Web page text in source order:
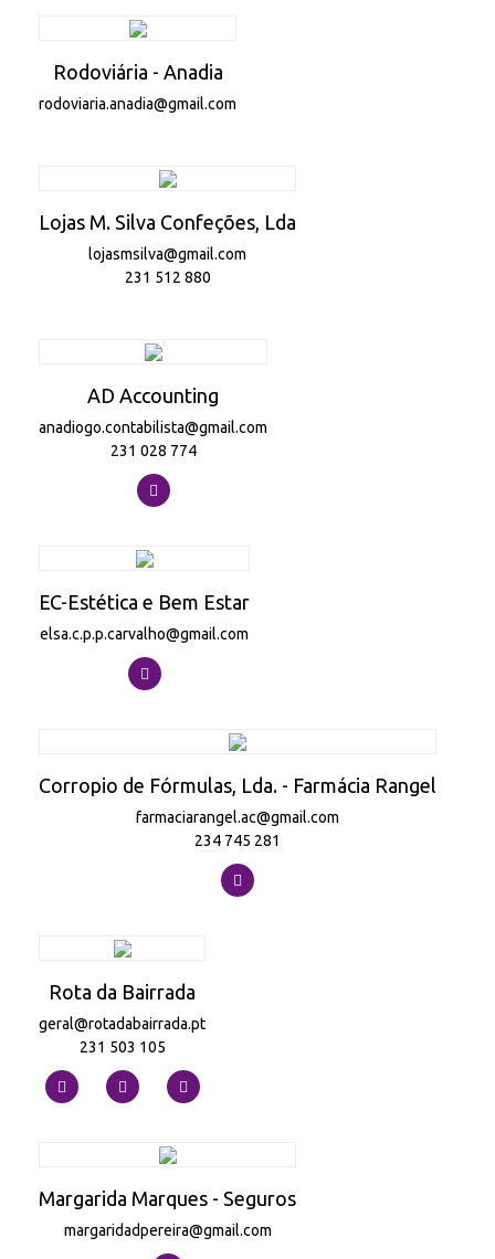
Rodoviária - Anadia
rodoviaria.anadia@gmail.com
Lojas M. Silva Confeções, Lda
lojasmsilva@gmail.com
231 512 880
AD Accounting
anadiogo.contabilista@gmail.com
231 028 774
EC-Estética e Bem Estar
elsa.c.p.p.carvalho@gmail.com
Corropio de Fórmulas, Lda. - Farmácia Rangel
farmaciarangel.ac@gmail.com
234 745 281
Rota da Bairrada
geral@rotadabairrada.pt
231 503 105
Margarida Marques - Seguros
margaridadpereira@gmail.com